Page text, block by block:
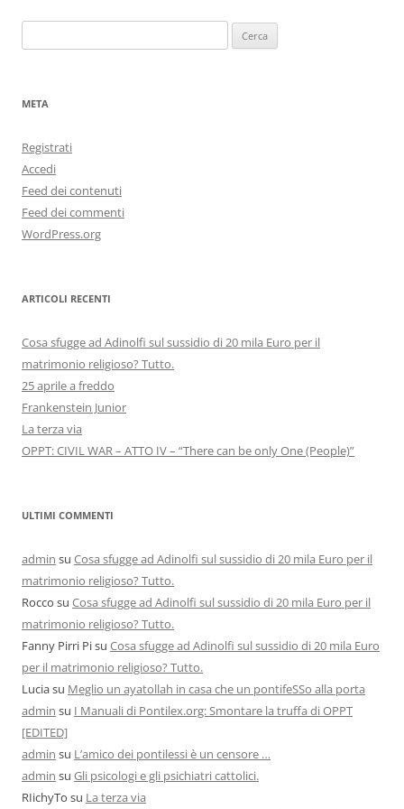
per:
META
Registrati
Accedi
Feed dei contenuti
Feed dei commenti
WordPress.org
ARTICOLI RECENTI
Cosa sfugge ad Adinolfi sul sussidio di 20 mila Euro per il
matrimonio religioso? Tutto.
25 aprile a freddo
Frankenstein Junior
La terza via
OPPT: CIVIL WAR – ATTO IV – “There can be only One (People)”
ULTIMI COMMENTI
admin su Cosa sfugge ad Adinolfi sul sussidio di 20 mila Euro per il
matrimonio religioso? Tutto.
Rocco su Cosa sfugge ad Adinolfi sul sussidio di 20 mila Euro per il
matrimonio religioso? Tutto.
Fanny Pirri Pisu Cosa sfugge ad Adinolfi sul sussidio di 20 mila Euro
per il matrimonio religioso? Tutto.
Luciasu Meglio un ayatollah in casa che un pontifeSSo alla porta
admin su I Manuali di Pontilex.org: Smontare la truffa di OPPT
[EDITED]
admin su L’amico dei pontilessi è un censore …
admin su Gli psicologi e gli psichiatri cattolici.
RIichyTo su La terza via